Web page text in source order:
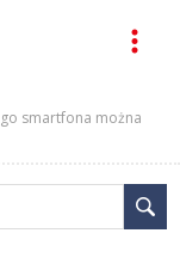
smartfona można